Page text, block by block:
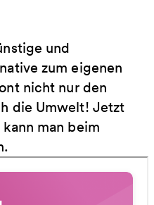
und
zum eigenen
nicht nur den
die Umwelt! Jetzt
man beim